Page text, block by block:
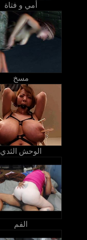
أمي و فتاة
مسخ
الوحش الثدي
الفم